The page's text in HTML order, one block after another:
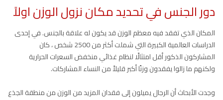
دور الجنس في تحديد مكان نزول الوزن اولاً
المكان الذي تفقد فيه معظم الوزن قد يكون له علاقة بالجنس. في إحدى
الدراسات العالمية الكبيرة التي شملت أكثر من 2500 شخص ، كان
المشاركون الذكور أقل امتثالًا لنظام غذائي منخفض السعرات الحرارية
ولكنهم ما زالوا يفقدون وزنًا أكبر قليلاً من النساء المشاركات.
وجدت الأبحاث أن الرجال يميلون إلى فقدان المزيد من الوزن من منطقة الجذع